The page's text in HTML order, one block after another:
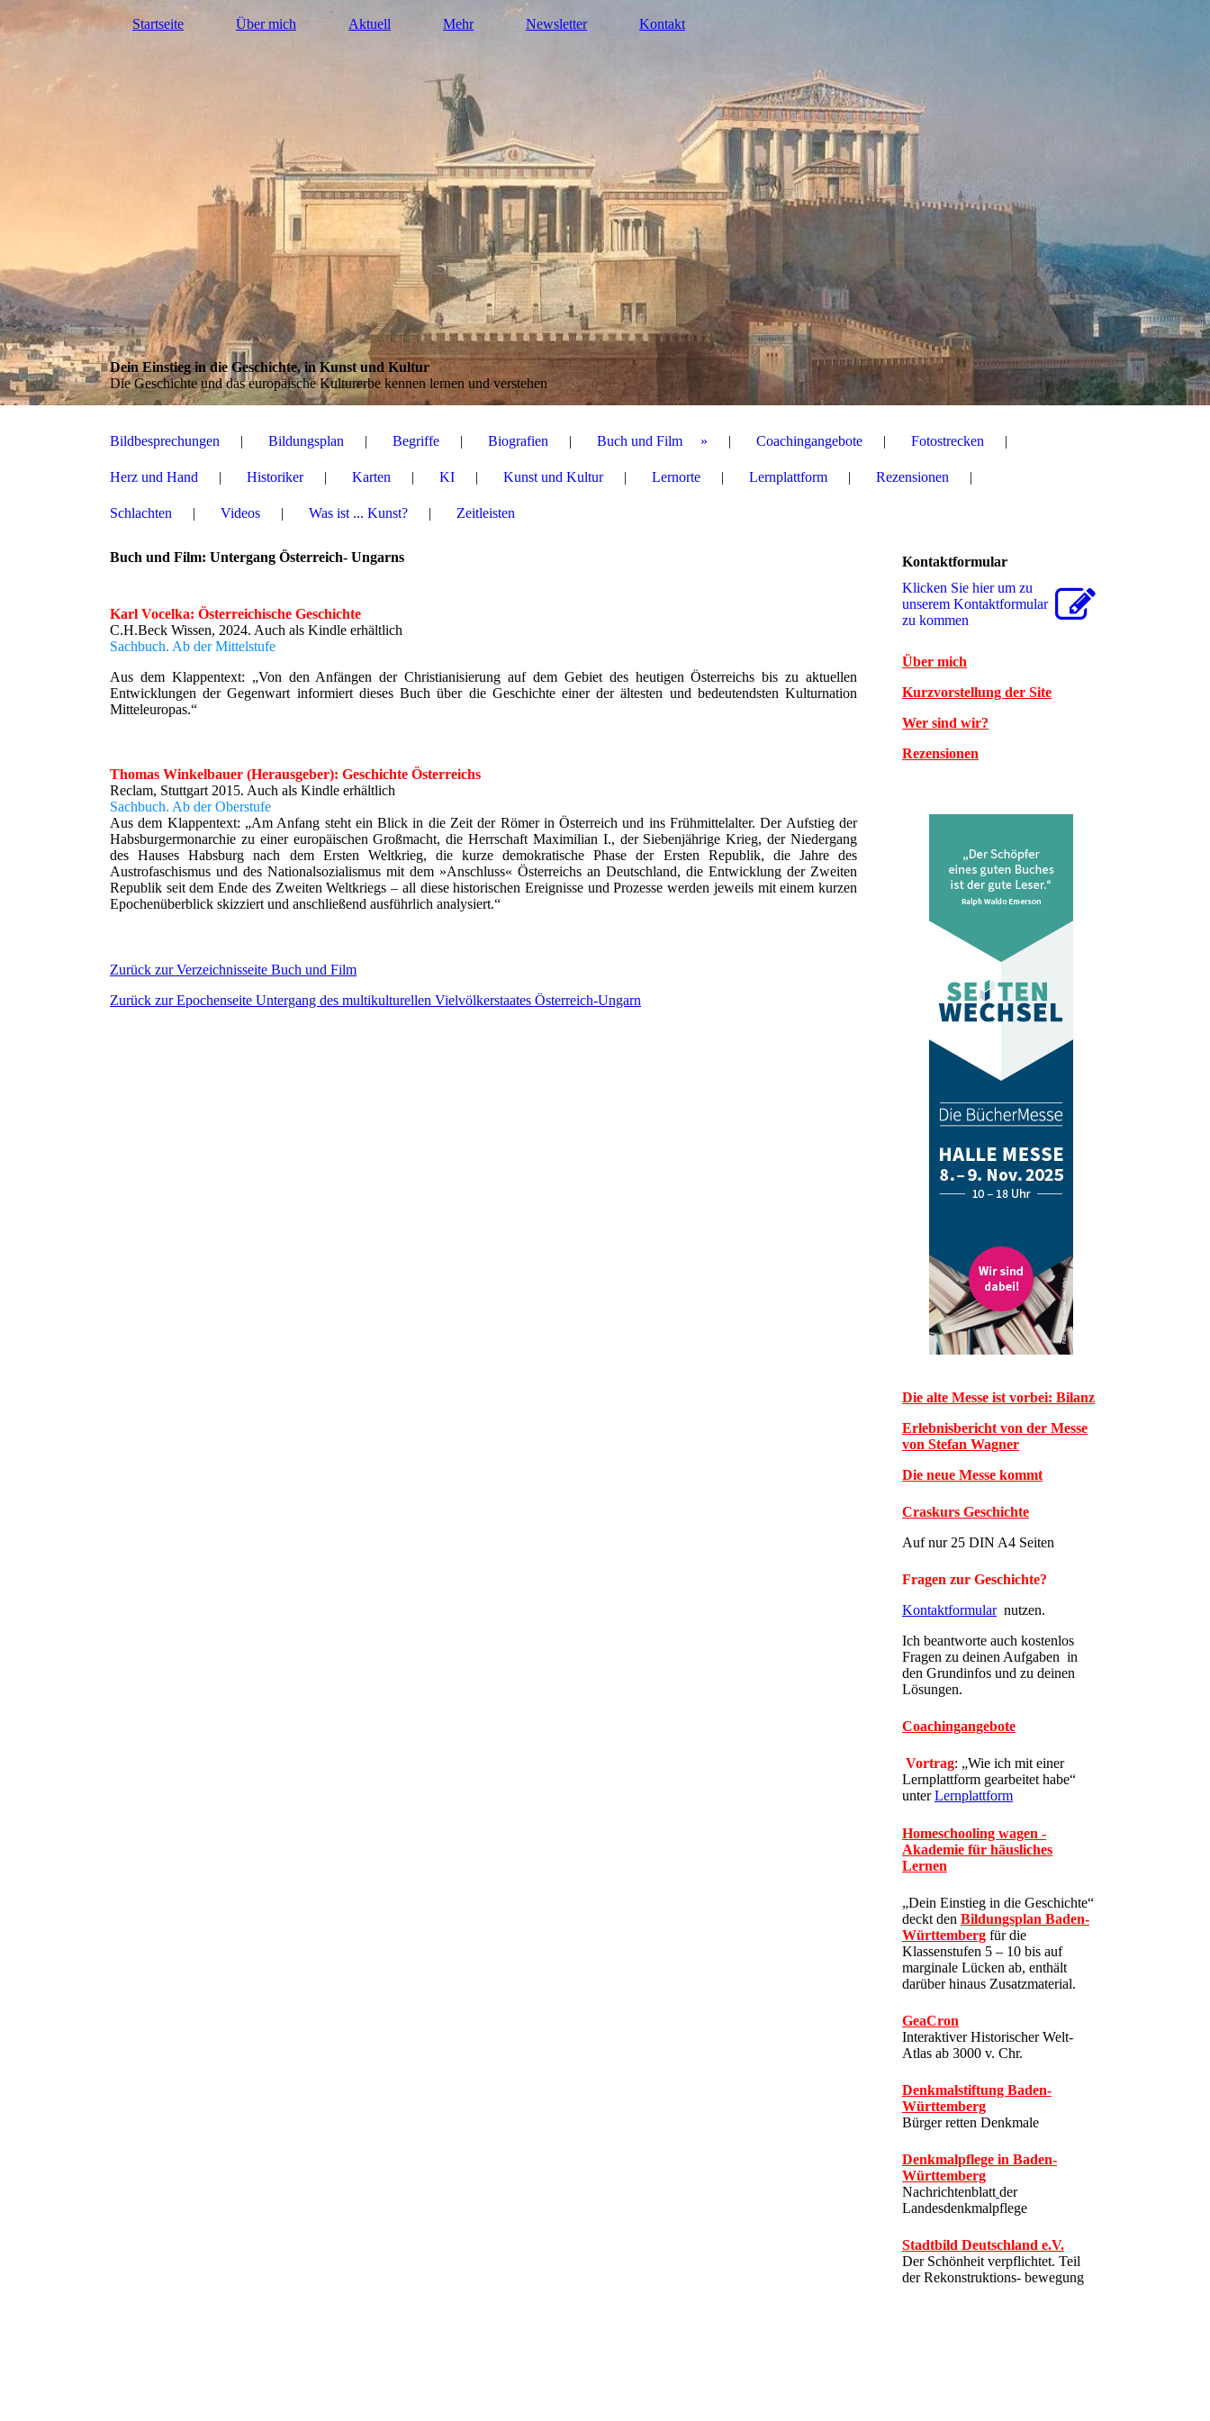
Startseite Über mich Aktuell Mehr Newsletter Kontakt
Dein Einstieg in die Geschichte, in Kunst und Kultur
Die Geschichte und das europäische Kulturerbe kennen lernen und verstehen
Bildbesprechungen Bildungsplan Begriffe Biografien Buch und Film Coachingangebote Fotostrecken
Herz und Hand Historiker Karten KI Kunst und Kultur Lernorte Lernplattform Rezensionen
Schlachten Videos Was ist ... Kunst? Zeitleisten
Buch und Film: Untergang Österreich- Ungarns
Karl Vocelka: Österreichische Geschichte
C.H.Beck Wissen, 2024. Auch als Kindle erhältlich
Sachbuch. Ab der Mittelstufe
Aus dem Klappentext: „Von den Anfängen der Christianisierung auf dem Gebiet des heutigen Österreichs bis zu aktuellen
Entwicklungen der Gegenwart informiert dieses Buch über die Geschichte einer der ältesten und bedeutendsten Kulturnation
Mitteleuropas.“
Thomas Winkelbauer (Herausgeber): Geschichte Österreichs
Reclam, Stuttgart 2015. Auch als Kindle erhältlich
Sachbuch. Ab der Oberstufe
Aus dem Klappentext: „Am Anfang steht ein Blick in die Zeit der Römer in Österreich und ins Frühmittelalter. Der Aufstieg der
Habsburgermonarchie zu einer europäischen Großmacht, die Herrschaft Maximilian I., der Siebenjährige Krieg, der Niedergang
des Hauses Habsburg nach dem Ersten Weltkrieg, die kurze demokratische Phase der Ersten Republik, die Jahre des
Austrofaschismus und des Nationalsozialismus mit dem »Anschluss« Österreichs an Deutschland, die Entwicklung der Zweiten
Republik seit dem Ende des Zweiten Weltkriegs – all diese historischen Ereignisse und Prozesse werden jeweils mit einem kurzen
Epochenüberblick skizziert und anschließend ausführlich analysiert.“
Zurück zur Verzeichnisseite Buch und Film
Zurück zur Epochenseite Untergang des multikulturellen Vielvölkerstaates Österreich-Ungarn
Kontaktformular
Klicken Sie hier um zu
unserem Kon­takt­for­mu­lar
zu kommen
Über mich
Kurzvorstellung der Site
Wer sind wir?
Rezensionen
Die alte Messe ist vorbei: Bilanz
Erlebnisbericht von der Messe
von Stefan Wagner
Die neue Messe kommt
Craskurs Geschichte
Auf nur 25 DIN A4 Seiten
Fragen zur Geschichte?
Kontaktformularnutzen.
Ich beantworte auch kostenlos
Fragen zu deinen Aufgaben in
den Grundinfos und zu deinen
Lösungen.
Coachingangebote
Vortrag: „Wie ich mit einer
Lernplattform gearbeitet habe“
unterLernplattform
Homeschooling wagen -
Akademie für häusliches
Lernen
„Dein Einstieg in die Geschichte“
deckt den Bildungsplan Baden-
Württemberg für die
Klassenstufen 5 – 10 bis auf
marginale Lücken ab, enthält
darüber hinaus Zusatzmaterial.
GeaCron
Interaktiver Historischer Welt-
Atlas ab 3000 v. Chr.
Denkmalstiftung Baden-
Württemberg
Bürger retten Denkmale
Denkmalpflege in Baden-
Württemberg
Nachrichtenblatt der
Landesdenkmalpflege
Stadtbild Deutschland e.V.
Der Schönheit verpflichtet. Teil
der Rekonstruktions- bewegung